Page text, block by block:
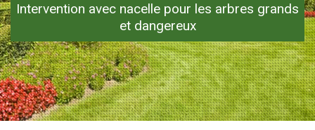
Intervention avec nacelle pour les arbres grands
et dangereux